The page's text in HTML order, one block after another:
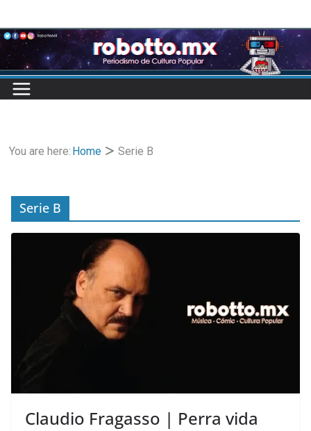
to
content
You are here: Home Serie B
Serie B
Claudio Fragasso | Perra vida